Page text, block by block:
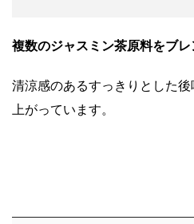
複数のジャスミン茶原料をブレ
清涼感のあるすっきりとした
上がっています。